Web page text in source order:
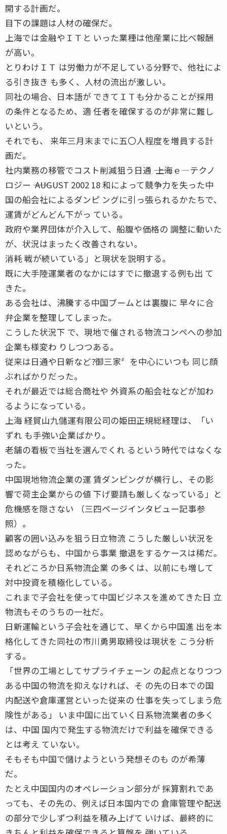
開する計画だ。
目下の課題は人材の確保だ。
上海では金融やＩＴと いった業種は他産業に比べ報酬
が高い。
とりわけＩＴ は労働力が不足している分野で、他社によ
る引き抜き も多く、人材の流出が激しい。
同社の場合、日本語が できてＩＴも分かることが採用
の条件となるため、適 任者を確保するのが非常に難し
いという。
それでも、 来年三月末までに五〇人程度を増員する計
画だ。
社内業務の移管でコスト削減狙う日通 ―― 上海ｅ―テクノ
ロジー ―― AUGUST 2002 18 和によって競争力を失った中
国の船会社によるダンピ ングに引っ張られるかたちで、
運賃がどんどん下がっ ている。
政府や業界団体が介入して、船腹や価格の 調整に動いた
が、状況はまったく改善されない。
消耗 戦が続いている」と現状を説明する。
既に大手陸運業者のなかにはすでに撤退する例も出 て
きた。
ある会社は、沸騰する中国ブームとは裏腹に 早々に合
弁企業を整理してしまった。
こうした状況下 で、現地で催される物流コンペへの参加
企業も様変わ りしつつある。
従来は日通や日新など?御三家〞を中心にいつも 同じ顔
ぶればかりだった。
それが最近では総合商社や 外資系の船会社などが加わ
るようになっている。
上海 経貿山九儲運有限公司の姫田正規総経理は、「い
ずれ も手強い企業ばかり。
老舗の看板で当社を選んでくれ るという時代ではなくな
った。
中国現地物流企業の運 賃ダンピングが横行し、その影
響で荷主企業からの値 下げ要請も厳しくなっている」と
危機感を隠さない （三四ページインタビュー記事参
照）。
顧客の囲い込みを狙う日立物流 こうした厳しい状況を
認めながらも、中国から事業 撤退をするケースは稀だ。
それどころか日系物流企業 の多くは、以前にも増して
対中投資を積極化している。
これまで子会社を使って中国ビジネスを進めてきた日 立
物流もそのうちの一社だ。
日新運輸という子会社を通じて、早くから中国進 出を本
格化してきた同社の市川勇男取締役は現状を こう分析
する。
「世界の工場としてサプライチェーン の起点となりつつ
ある中国の物流を抑えなければ、そ の先の日本での国
内配送や倉庫運営といった従来の 仕事を失ってしまう危
険性がある」 いま中国に出ていく日系物流業者の多く
は、中国 国内で発生する物流だけで利益を確保できる
とは考え ていない。
そもそも中国で儲けようという発想そのも のが希薄
だ。
たとえ中国国内のオペレーション部分が 採算割れであ
っても、その先の、例えば日本国内での 倉庫管理や配送
の部分で少しずつ利益を積み上げて いけば、最終的に